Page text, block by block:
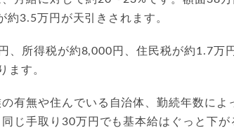
3.5万円が天引きされます。
、所得税が約8,000円、住民税が約1.7万
ます。
有無や住んでいる自治体、勤続年数によ
じ手取り30万円でも基本給はぐっと下が